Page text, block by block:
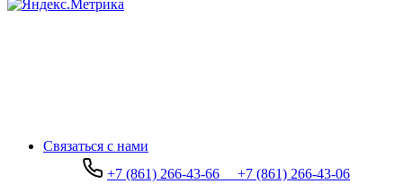
Связаться с нами
+7 (861) 266-43-66
+7 (861) 266-43-06